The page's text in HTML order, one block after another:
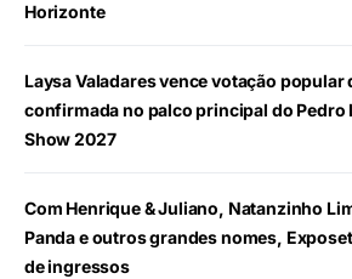
Horizonte
Laysa Valadares vence votação popular
confirmada no palco principal do Pedro
Show 2027
Com Henrique & Juliano, Natanzinho
Panda e outros grandes nomes,
de ingressos